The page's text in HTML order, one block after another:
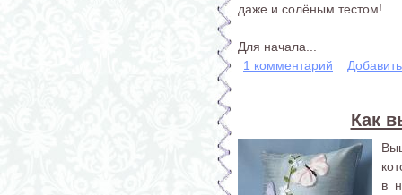
даже и солёным тестом!
Для начала...
1 комментарий
Как
в